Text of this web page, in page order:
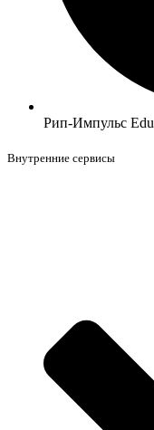
Рип-Импульс Edu
Внутренние сервисы